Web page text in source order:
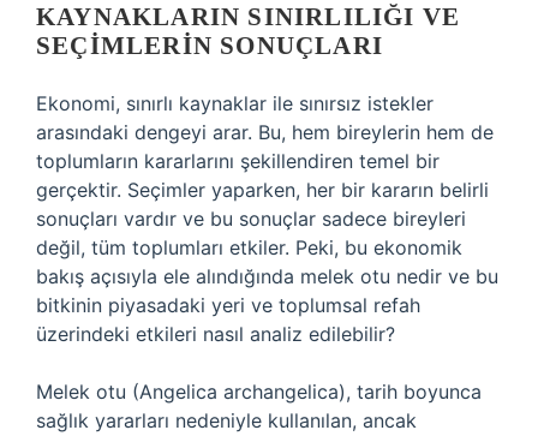
KAYNAKLARIN SINIRLILIĞI VE
SEÇIMLERIN SONUÇLARI
Ekonomi, sınırlı kaynaklar ile sınırsız istekler
arasındaki dengeyi arar. Bu, hem bireylerin hem de
toplumların kararlarını şekillendiren temel bir
gerçektir. Seçimler yaparken, her bir kararın belirli
sonuçları vardır ve bu sonuçlar sadece bireyleri
değil, tüm toplumları etkiler. Peki, bu ekonomik
bakış açısıyla ele alındığında melek otu nedir ve bu
bitkinin piyasadaki yeri ve toplumsal refah
üzerindeki etkileri nasıl analiz edilebilir?
Melek otu (Angelica archangelica), tarih boyunca
sağlık yararları nedeniyle kullanılan, ancak